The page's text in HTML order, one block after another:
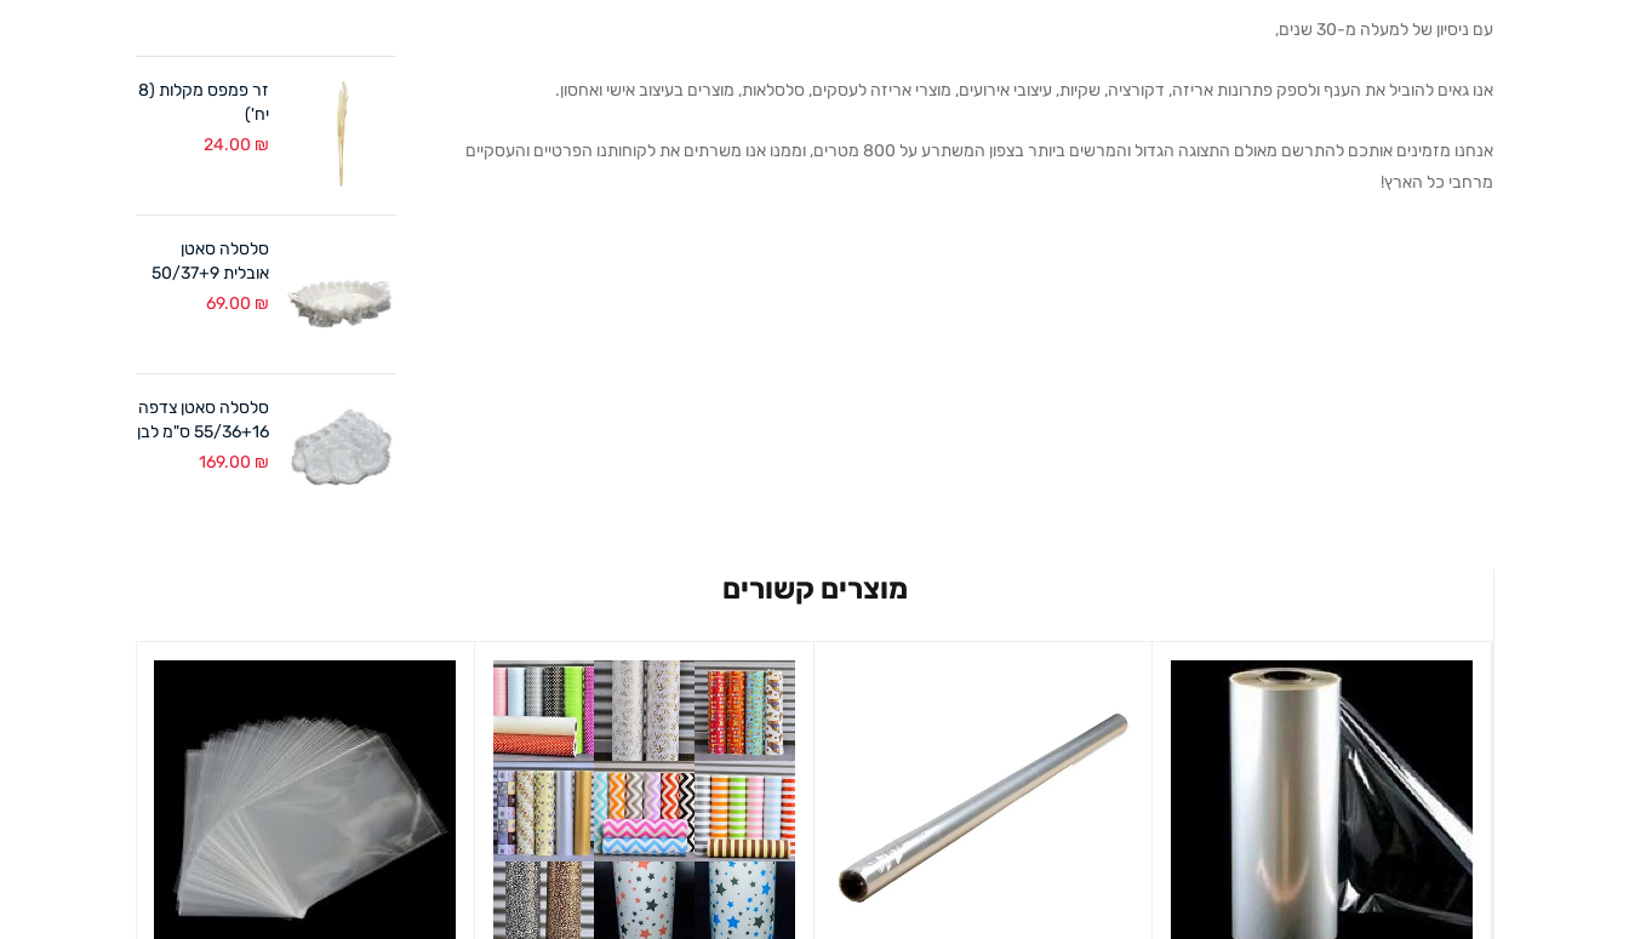
עם ניסיון של למעלה מ-30 שנים,
אנו גאים להוביל את הענף ולספק פתרונות אריזה, דקורציה, שקיות, עיצובי אירועים, מוצרי אריזה לעסקים, סלסלאות, מוצרים בעיצוב אישי ואחסון.
אנחנו מזמינים אותכם להתרשם מאולם התצוגה הגדול והמרשים ביותר בצפון המשתרע על 800 מטרים, וממנו אנו משרתים את לקוחותנו הפרטיים והעסקיים
מרחבי כל הארץ!
זר פמפס מקלות (8
יח')
24.00 ₪
סלסלה סאטן
אובלית 50/37+9
ס"מ לבן
69.00 ₪
סלסלה סאטן צדפה
55/36+16 ס"מ לבן
169.00 ₪
מוצרים קשורים